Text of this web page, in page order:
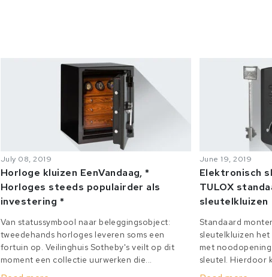
July 08, 2019
Horloge kluizen EenVandaag, *
Horloges steeds populairder als
investering *
Van statussymbool naar beleggingsobject:
tweedehands horloges leveren soms een
fortuin op. Veilinghuis Sotheby's veilt op dit
moment een collectie uurwerken die...
June 19, 2019
Elektronisch
TULOX
sleutelkluizen
Standaard
sleutelkluizen
met
sleutel. Hierdoor